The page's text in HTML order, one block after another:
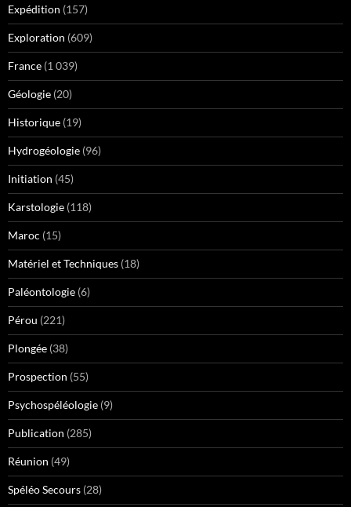
Expédition (157)
Exploration (609)
France (1 039)
Géologie (20)
Historique (19)
Hydrogéologie (96)
Initiation (45)
Karstologie (118)
Maroc (15)
Matériel et Techniques (18)
Paléontologie (6)
Pérou (221)
Plongée (38)
Prospection (55)
Psychospéléologie (9)
Publication (285)
Réunion (49)
Spéléo Secours (28)